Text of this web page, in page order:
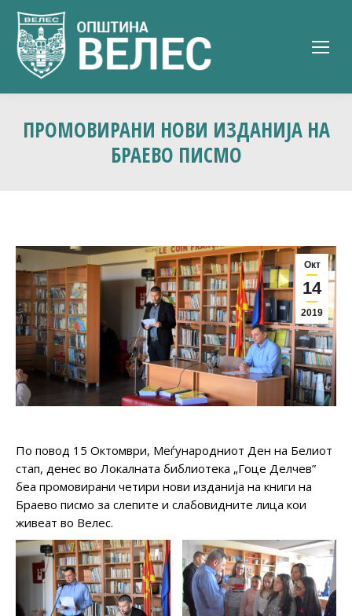
ПРОМОВИРАНИ НОВИ ИЗДАНИЈА НА
БРАЕВО ПИСМО
Окт
14
2019
По повод 15 Октомври, Меѓународниот Ден на Белиот
стап, денес во Локалната библиотека „Гоце Делчев”
беа промовирани четири нови изданија на книги на
Браево писмо за слепите и слабовидните лица кои
живеат во Велес.